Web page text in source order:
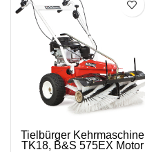
Tielbürger Kehrmaschine
TK18, B&S 575EX Motor